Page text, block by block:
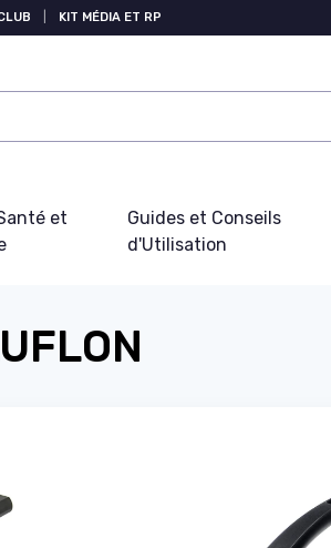
KIT MÉDIA ET RP
et
Guides et Conseils
d'Utilisation